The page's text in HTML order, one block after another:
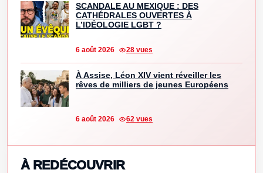
SCANDALE AU MEXIQUE : DES
CATHÉDRALES OUVERTES À
L’IDÉOLOGIE LGBT ?
6 août 2026 28 vues
À Assise, Léon XIV vient réveiller les
rêves de milliers de jeunes Européens
6 août 2026 62 vues
À REDÉCOUVRIR